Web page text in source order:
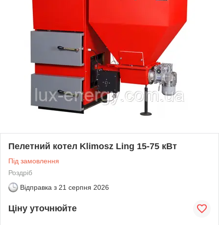
Пелетний котел Klimosz Ling 15-75 кВт
Під замовлення
Роздріб
Відправка з 21 серпня 2026
Ціну уточнюйте